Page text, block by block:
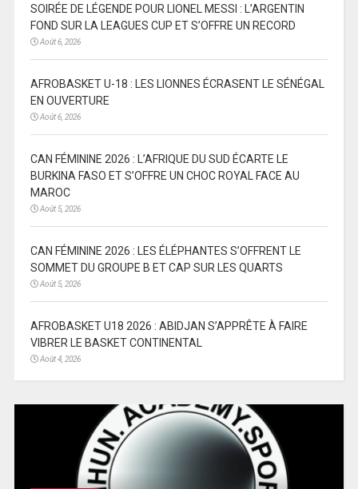
SOIRÉE DE LÉGENDE POUR LIONEL MESSI : L’ARGENTIN
FOND SUR LA LEAGUES CUP ET S’OFFRE UN RECORD
Août 6, 2026
AFROBASKET U-18 : LES LIONNES ÉCRASENT LE SÉNÉGAL
EN OUVERTURE
Août 6, 2026
CAN FÉMININE 2026 : L’AFRIQUE DU SUD ÉCARTE LE
BURKINA FASO ET S’OFFRE UN CHOC ROYAL FACE AU
MAROC
Août 5, 2026
CAN FÉMININE 2026 : LES ÉLÉPHANTES S’OFFRENT LE
SOMMET DU GROUPE B ET CAP SUR LES QUARTS
Août 5, 2026
AFROBASKET U18 2026 : ABIDJAN S’APPRÊTE À FAIRE
VIBRER LE BASKET CONTINENTAL
Août 4, 2026